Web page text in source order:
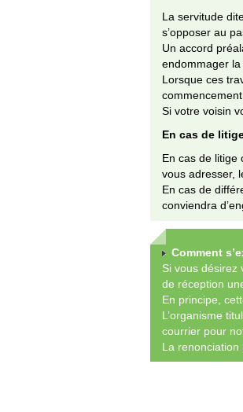
La servitude
s’opposer au
Un accord
endommager la
Lorsque ces
Si votre voisin
En cas de
En cas de litige
vous adresser,
En cas de
conviendra
Comment
Si vous désirez
de réception
En principe,
L’organisme
courrier pour
La renonciation